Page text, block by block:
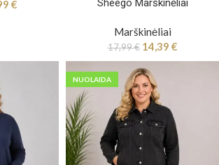
€
Marškinėliai
17,99€ 14,39 €
NUOLAIDA